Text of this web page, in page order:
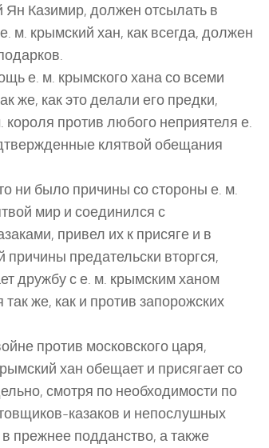
Ян Казимир, должен отсылать в
м. крымский хан, как всегда, должен
е. м. крымского хана со всеми
же, как это делали его предки,
против любого неприятеля е.
клятвой обещания
ни было причины со стороны е. м.
мир и соединился с
привел их к присяге и в
предательски вторгся,
дружбу с е. м. крымским ханом
же, как и против запорожских
против московского царя,
хан обещает и присягает со
смотря по необходимости по
казаков и непослушных
прежнее подданство, а также